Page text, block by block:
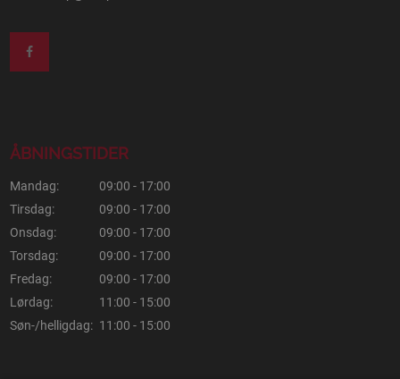
ÅBNINGSTIDER
Mandag:
09:00 - 17:00
Tirsdag:
09:00 - 17:00
Onsdag:
09:00 - 17:00
Torsdag:
09:00 - 17:00
Fredag:
09:00 - 17:00
Lørdag:
11:00 - 15:00
Søn-/helligdag: 11:00 - 15:00